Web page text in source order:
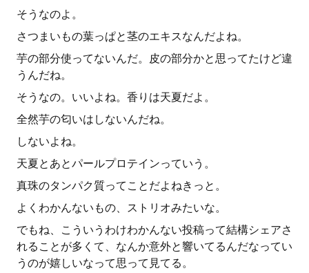
そうなのよ。
さつまいもの葉っぱと茎のエキスなんだよね。
芋の部分使ってないんだ。皮の部分かと思ってたけど違
うんだね。
そうなの。いいよね。香りは天夏だよ。
全然芋の匂いはしないんだね。
しないよね。
天夏とあとパールプロテインっていう。
真珠のタンパク質ってことだよねきっと。
よくわかんないもの、ストリオみたいな。
でもね、こういうわけわかんない投稿って結構シェアさ
れることが多くて、なんか意外と響いてるんだなってい
うのが嬉しいなって思って見てる。